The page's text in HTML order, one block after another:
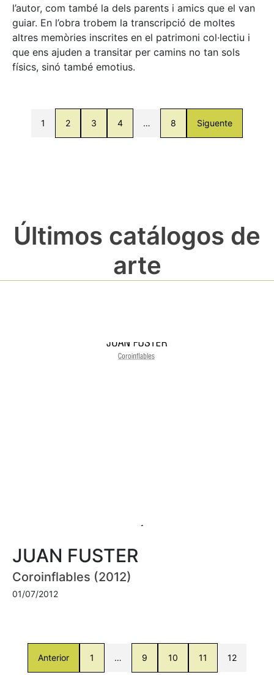
l’autor, com també la dels parents i amics que el van
guiar. En l’obra trobem la transcripció de moltes
altres memòries inscrites en el patrimoni col·lectiu i
que ens ajuden a transitar per camins no tan sols
físics, sinó també emotius.
1 2 3 4 … 8 Siguente
Últimos catálogos de
arte
JUAN FUSTER
Coroinflables (2012)
01/07/2012
Anterior 1 … 9 10 11 12